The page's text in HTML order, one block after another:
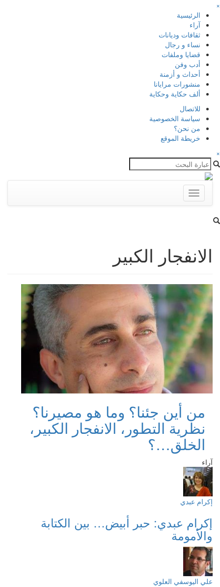
×
الرئيسية
آراء
ثقافات وديانات
نساء و رجال
قضايا وملفات
أدب وفن
أحداث و أزمنة
منشورات مرايانا
ألف حكاية وحكاية
للاتصال
سياسة الخصوصية
من نحن؟
خريطة الموقع
×
Toggle
navigation
الانفجار الكبير
من أين جئنا؟ وما هو مصيرنا؟
نظرية التطور، الانفجار الكبير،
الخلق…؟
آراء
إكرام عبدي
إكرام عبدي: حبر أبيض… بين الكتابة
والأمومة
علي اليوسفي العلوي